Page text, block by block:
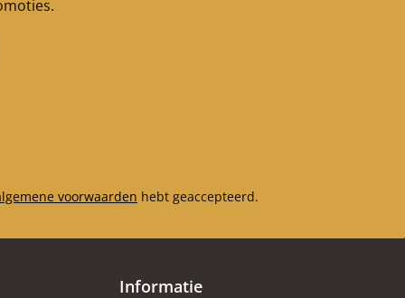
voorwaarden hebt geaccepteerd.
Informatie